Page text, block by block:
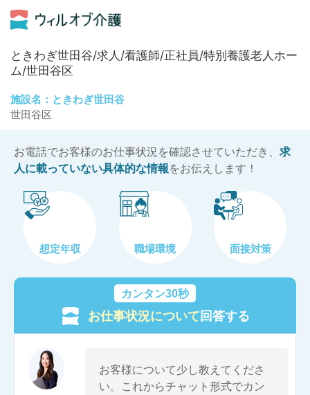
ときわぎ世田谷/求人/看護師/正社員/特別養護老人ホー
ム/世田谷区
施設名：ときわぎ世田谷
世田谷区
お電話でお客様のお仕事状況を確認させていただき、 求
人に載っていない具体的な情報をお伝えします！
想定年収 職場環境 面接対策
カンタン30秒
お仕事状況について回答する
お客様について少し教えてくださ
い。これからチャット形式でカン